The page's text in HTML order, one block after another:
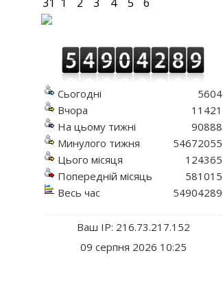
31 1 2 3 4 5 6
Сьогодні
Вчора
На цьому тижні
Минулого тижня
Цього місяця
Попередній місяць
Весь час
5604
11421
90888
54672055
124365
581015
54904289
Ваш IP: 216.73.217.152
09 серпня 2026 10:25